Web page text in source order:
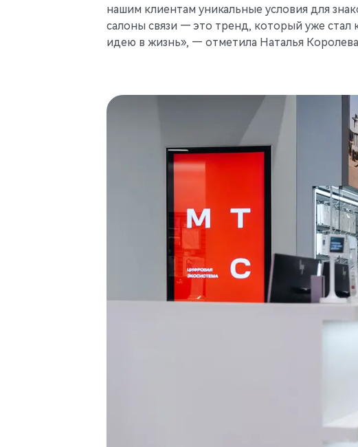
нашим клиентам уникальные условия для
салоны связи — это тренд, который уже
идею в жизнь», — отметила Наталья